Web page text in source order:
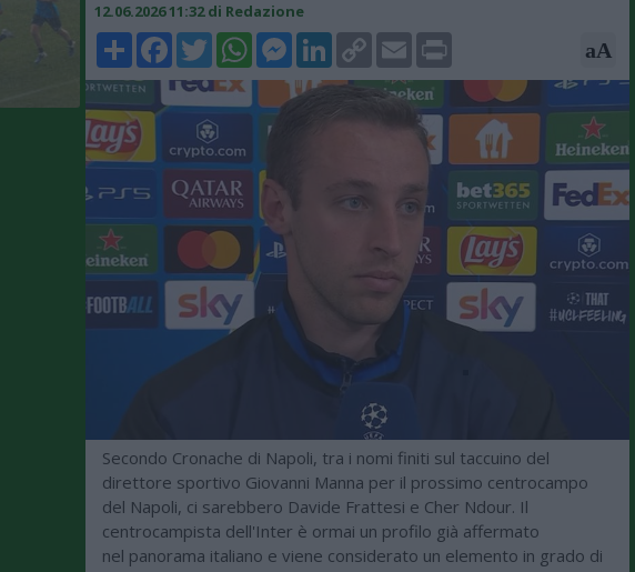
12.06.2026 11:32 di Redazione
ShareFacebookTwitterWhatsAppMessenger
LinkedIn
Copy
Link
Email Print aA
Secondo Cronache di Napoli, tra i nomi finiti sul taccuino del
direttore sportivo Giovanni Manna per il prossimo centrocampo
del Napoli, ci sarebbero Davide Frattesi e Cher Ndour. Il
centrocampista dell'Inter è ormai un profilo già affermato
nel panorama italiano e viene considerato un elemento in grado di